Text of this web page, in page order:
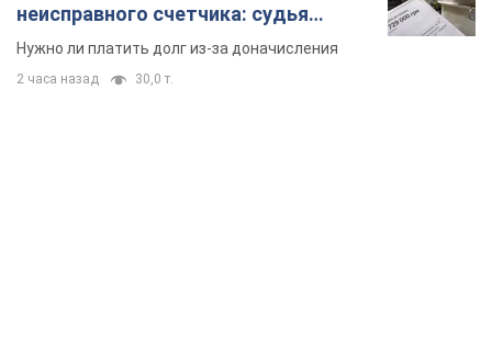
неисправного счетчика: судья
вынес неожиданное решение
Нужно ли платить долг из-за доначисления
2 часа назад 30,0 т.